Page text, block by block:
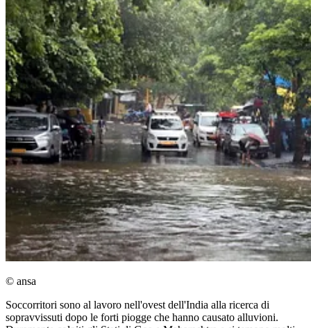
© ansa
Soccorritori sono al lavoro nell'ovest dell'India alla ricerca di
sopravvissuti dopo le forti piogge che hanno causato alluvioni.